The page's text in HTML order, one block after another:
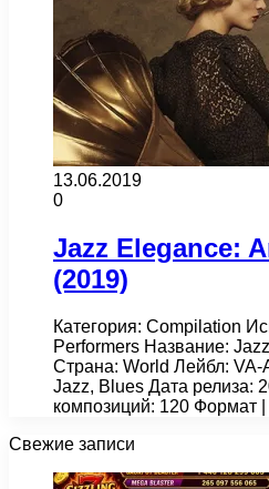
13.06.2019
0
Jazz Elegance:
(2019)
Категория: Compilation
Performers Название:
Страна: World Лейбл:
Jazz, Blues Дата релиза:
композиций: 120 Формат
Свежие записи